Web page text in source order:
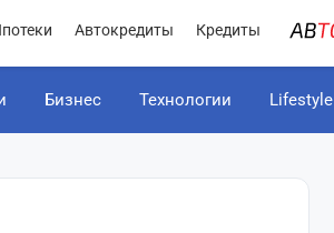
Автокредиты Кредиты
Бизнес Технологии Lifestyle